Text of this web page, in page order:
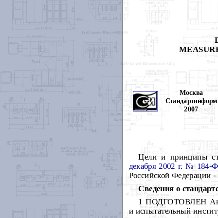
Москва
Стандартинформ
2007
Цели и принципы
декабря 2002 г. № 184-
Российской Федерации -
Сведения о
1 ПОДГОТОВЛЕН
и испытательный